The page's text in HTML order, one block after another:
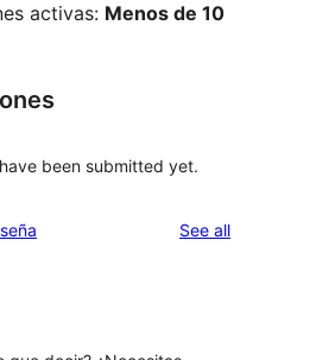
activas: Menos de 10
been submitted yet.
See allreviews